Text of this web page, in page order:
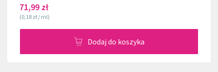
71,99 zł
(0,18 zł / ml)
Dodaj do koszyka